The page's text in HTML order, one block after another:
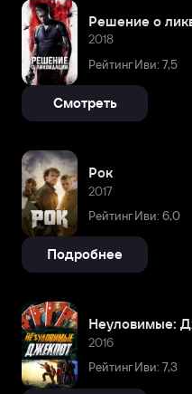
Решение о
2018
Рейтинг Иви: 7,5
Смотреть
Рок
2017
Рейтинг Иви: 6,0
Подробнее
Неуловимые:
2016
Рейтинг Иви: 7,3